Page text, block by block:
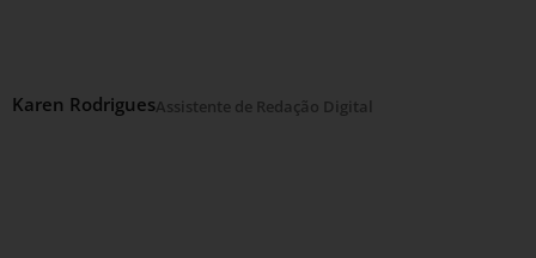
Karen RodriguesAssistente de Redação Digital